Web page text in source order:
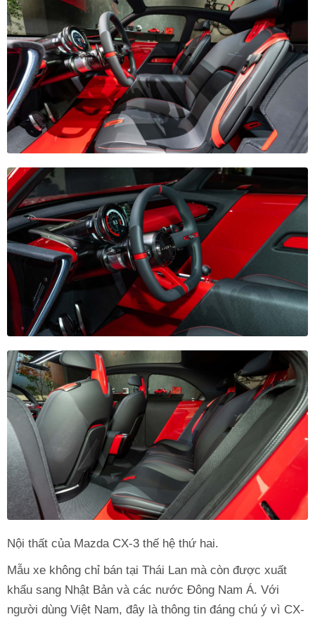
Nội thất của Mazda CX-3 thế hệ thứ hai.
Mẫu xe không chỉ bán tại Thái Lan mà còn được xuất
khẩu sang Nhật Bản và các nước Đông Nam Á. Với
người dùng Việt Nam, đây là thông tin đáng chú ý vì CX-